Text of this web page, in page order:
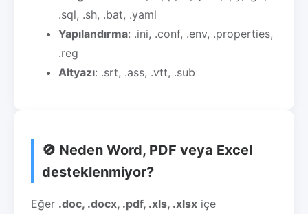
.sql, .sh, .bat, .yaml
Yapılandırma: .ini, .conf, .env, .properties,
.reg
Altyazı: .srt, .ass, .vtt, .sub
🚫 Neden Word, PDF veya Excel
desteklenmiyor?
Eğer .doc, .docx, .pdf, .xls, .xlsx içe